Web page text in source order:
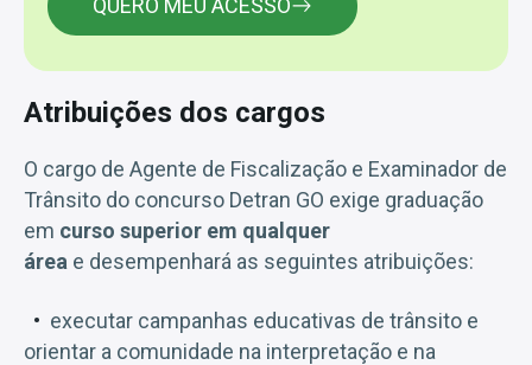
QUERO MEU ACESSO
Atribuições dos cargos
O cargo de Agente de Fiscalização e Examinador de
Trânsito do concurso Detran GO exige graduação
em curso superior em qualquer
área e desempenhará as seguintes atribuições:
executar campanhas educativas de trânsito e
orientar a comunidade na interpretação e na